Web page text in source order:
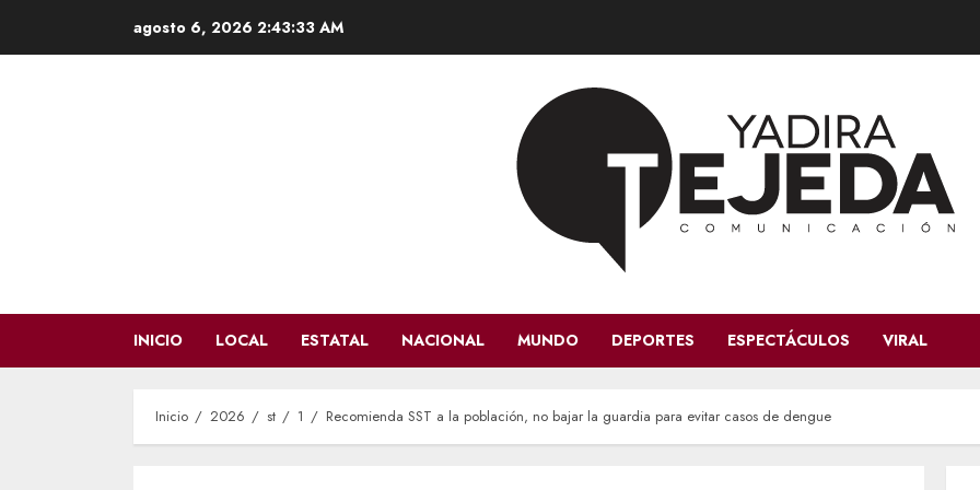
agosto 6, 2026 2:43:34 AM
INICIO LOCAL ESTATAL NACIONAL MUNDO DEPORTES ESPECTÁCULOS VIRAL
Inicio 2026 st 1 Recomienda SST a la población, no bajar la guardia para evitar casos de dengue